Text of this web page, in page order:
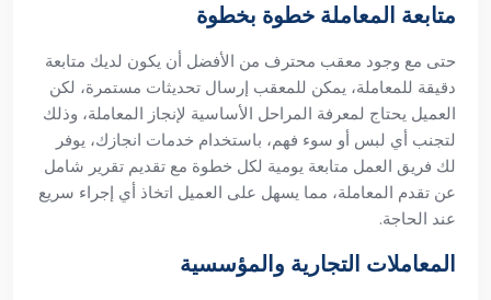
متابعة المعاملة خطوة بخطوة
حتى مع وجود معقب محترف من الأفضل أن يكون لديك متابعة
دقيقة للمعاملة، يمكن للمعقب إرسال تحديثات مستمرة، لكن
العميل يحتاج لمعرفة المراحل الأساسية لإنجاز المعاملة، وذلك
لتجنب أي لبس أو سوء فهم، باستخدام خدمات انجازك، يوفر
لك فريق العمل متابعة يومية لكل خطوة مع تقديم تقرير شامل
عن تقدم المعاملة، مما يسهل على العميل اتخاذ أي إجراء سريع
عند الحاجة.
المعاملات التجارية والمؤسسية